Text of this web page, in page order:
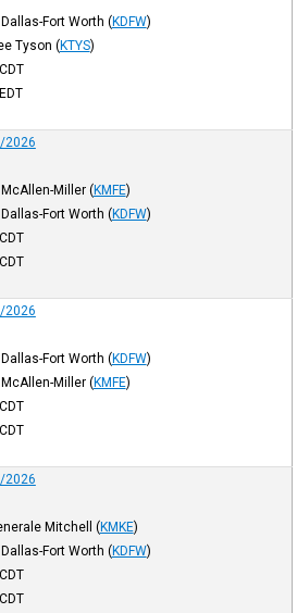
Fort Worth (KDFW)
Tyson (KTYS)
CDT
EDT
2026
Miller (KMFE)
Fort Worth (KDFW)
CDT
CDT
2026
Fort Worth (KDFW)
Miller (KMFE)
CDT
CDT
2026
Mitchell (KMKE)
Fort Worth (KDFW)
CDT
CDT